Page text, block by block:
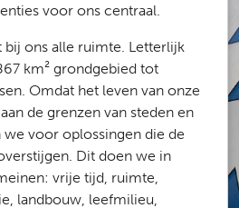
voor ons centraal.
ons alle ruimte. Letterlijk
km² grondgebied tot
Omdat het leven van onze
de grenzen van steden en
voor oplossingen die de
Dit doen we in
vrije tijd, ruimte,
landbouw, leefmilieu,